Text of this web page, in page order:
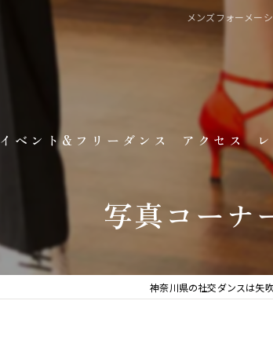
メンズフォーメー
イベント&フリーダンス
イベント&キャンペーン情報
ギャラリー
アクセス
写真コーナ
神奈川県の社交ダンスは矢